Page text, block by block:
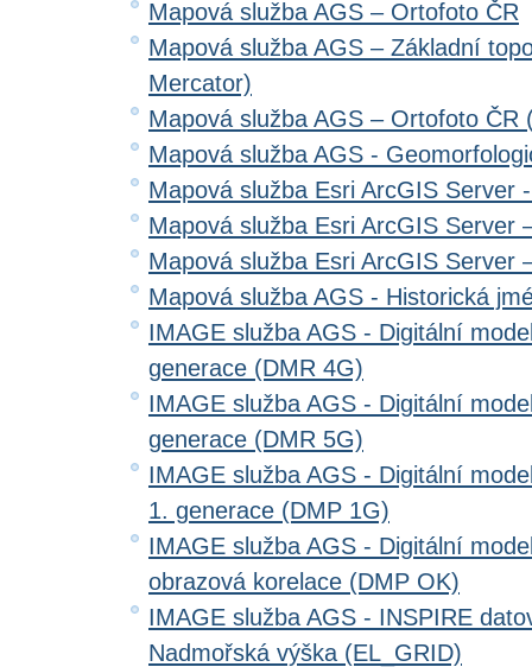
Mapová služba AGS – Ortofoto ČR
Mapová služba AGS – Základní
Mercator)
Mapová služba AGS – Ortofoto ČR
Mapová služba AGS -
Mapová služba Esri ArcGIS Server
Mapová služba Esri ArcGIS Server
Mapová služba Esri ArcGIS Server
Mapová služba AGS - Historická
IMAGE služba AGS - Digitální
generace (DMR 4G)
IMAGE služba AGS - Digitální
generace (DMR 5G)
IMAGE služba AGS - Digitální
1. generace (DMP 1G)
IMAGE služba AGS - Digitální
obrazová korelace (DMP OK)
IMAGE služba AGS - INSPIRE
Nadmořská výška (EL_GRID)